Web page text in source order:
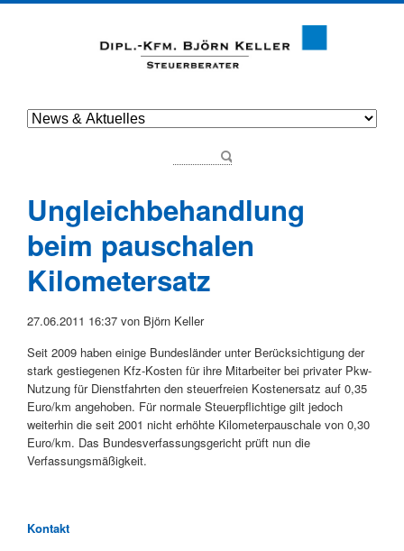
Ungleichbehandlung
beim pauschalen
Kilometersatz
27.06.2011 16:37von Björn Keller
Seit 2009 haben einige Bundesländer unter Berücksichtigung der
stark gestiegenen Kfz-Kosten für ihre Mitarbeiter bei privater Pkw-
Nutzung für Dienstfahrten den steuerfreien Kostenersatz auf 0,35
Euro/km angehoben. Für normale Steuerpflichtige gilt jedoch
weiterhin die seit 2001 nicht erhöhte Kilometerpauschale von 0,30
Euro/km. Das Bundesverfassungsgericht prüft nun die
Verfassungsmäßigkeit.
Kontakt